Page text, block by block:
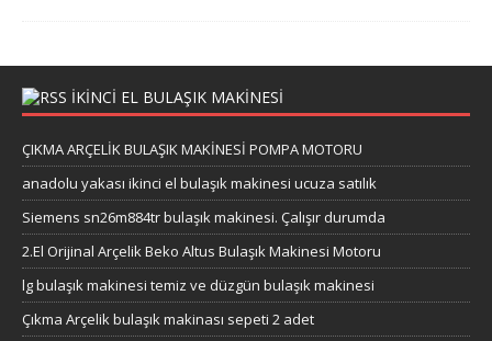
IKINCI EL BULAŞIK MAKINESI
ÇIKMA ARÇELİK BULAŞIK MAKİNESİ POMPA MOTORU
anadolu yakası ikinci el bulaşık makinesi ucuza satılık
Siemens sn26m884tr bulaşık makinesi. Çalışır durumda
2.El Orijinal Arçelik Beko Altus Bulaşık Makinesi Motoru
lg bulaşık makinesi temiz ve düzgün bulaşık makinesi
Çıkma Arçelik bulaşık makinası sepeti 2 adet